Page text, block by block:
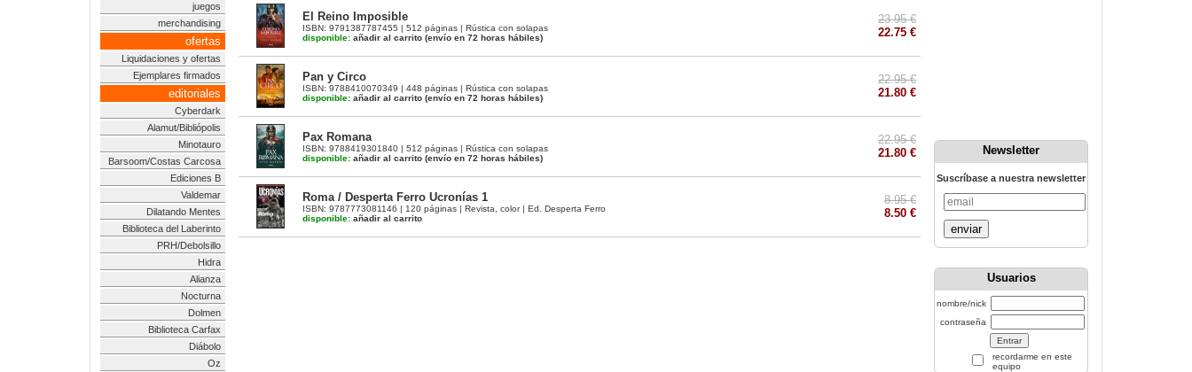
juegos
merchandising
ofertas
Liquidaciones y ofertas
Ejemplares firmados
editoriales
Cyberdark
Alamut/Bibliópolis
Minotauro
Barsoom/Costas Carcosa
Ediciones B
Valdemar
Dilatando Mentes
Biblioteca del Laberinto
PRH/Debolsillo
Hidra
Alianza
Nocturna
Dolmen
Biblioteca Carfax
Diábolo
Oz
El Reino Imposible
ISBN: 9791387787455 | 512 páginas | Rústica con solapas
disponible: añadir al carrito (envío en 72 horas hábiles)
23.95 €
22.75 €
Pan y Circo
ISBN: 9788410070349 | 448 páginas | Rústica con solapas
disponible: añadir al carrito (envío en 72 horas hábiles)
22.95 €
21.80 €
Pax Romana
ISBN: 9788419301840 | 512 páginas | Rústica con solapas
disponible: añadir al carrito (envío en 72 horas hábiles)
22.95 €
21.80 €
Roma / Desperta Ferro Ucronías 1
ISBN: 9787773081146 | 120 páginas | Revista, color | Ed. Desperta Ferro
disponible: añadir al carrito
8.95 €
8.50 €
Newsletter
Suscríbase a nuestra newsletter
enviar
Usuarios
nombre/nick
contraseña
recordarme en este
equipo